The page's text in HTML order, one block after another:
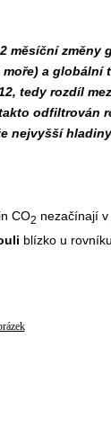
měsíční
a
tedy rozdíl
CO2 nezačínají
blízko u